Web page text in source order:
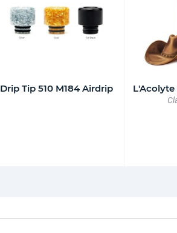
Drip Tip 510 M184 Airdrip